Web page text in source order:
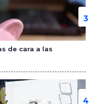
de cara a las